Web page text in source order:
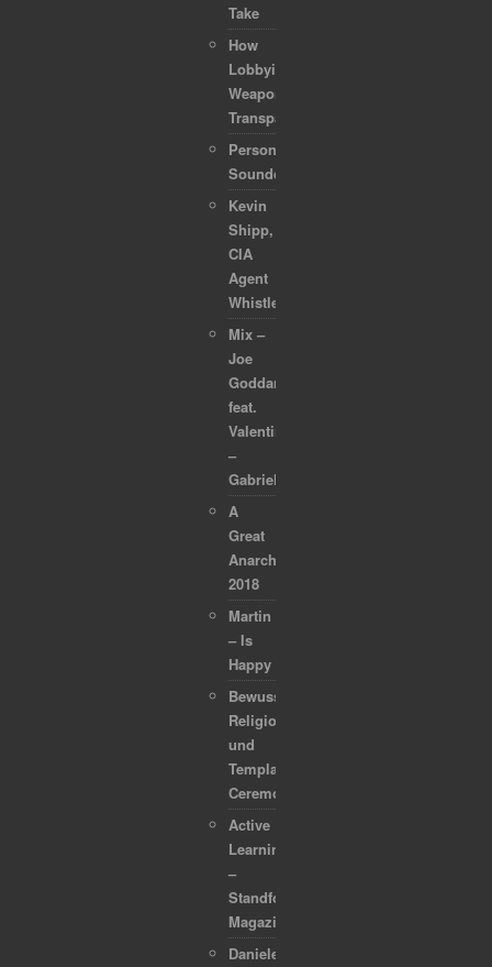
Take
How
Lobbyists
Weaponized
Transparency
Personal
Soundcollection
Kevin
Shipp,
CIA
Agent
Whistleblower
Mix –
Joe
Goddard
feat.
Valentina
–
Gabriel
A
Great
Anarchapulco
2018
Martin
– Is
Happy
Bewusstsein,
Religion
und
Template
Ceremonies
Active
Learning
–
Standford
Magazine
Daniele